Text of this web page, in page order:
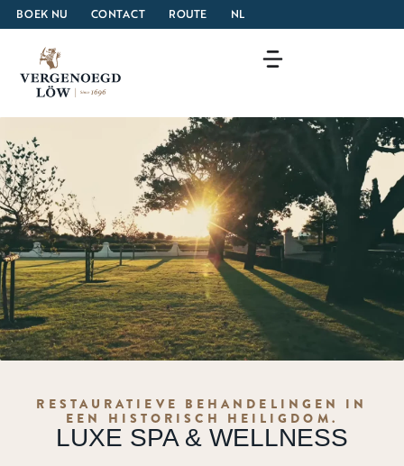
BOEK NU CONTACT ROUTE NL
RESTAURATIEVE BEHANDELINGEN IN
EEN HISTORISCH HEILIGDOM.
LUXE SPA & WELLNESS